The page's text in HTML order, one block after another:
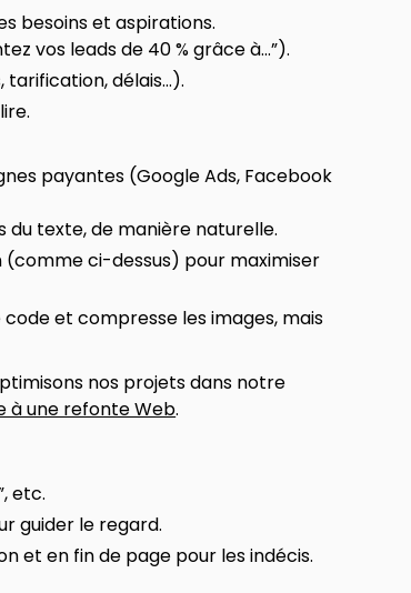
besoins et aspirations.
vos leads de 40 % grâce à…”).
tarification, délais…).
payantes (Google Ads, Facebook
du texte, de manière naturelle.
ci-dessus) pour maximiser
et compresse les images, mais
nos projets dans notre
à une refonte Web.
etc.
guider le regard.
et en fin de page pour les indécis.